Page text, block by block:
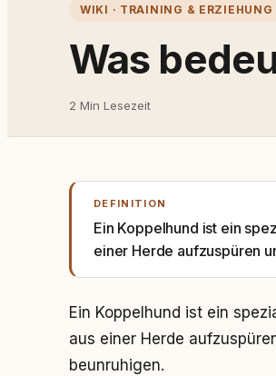
WIKI · TRAINING & ERZIEHUNG
Was
2 Min Lesezeit
DEFINITION
Ein Koppelhund ist ein
einer Herde aufzuspüren
Ein Koppelhund ist ein
aus einer Herde
beunruhigen.